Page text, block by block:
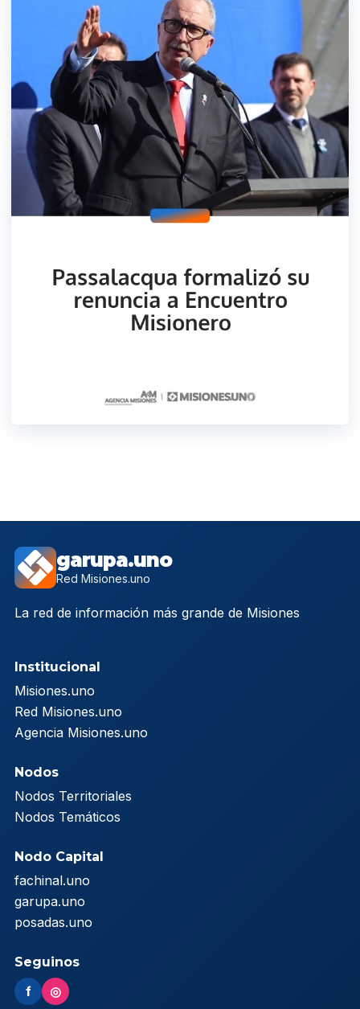
garupa.uno
Red Misiones.uno
La red de información más grande de Misiones
Institucional
Misiones.uno
Red Misiones.uno
Agencia Misiones.uno
Nodos
Nodos Territoriales
Nodos Temáticos
Nodo Capital
fachinal.uno
garupa.uno
posadas.uno
Seguinos
f ◎